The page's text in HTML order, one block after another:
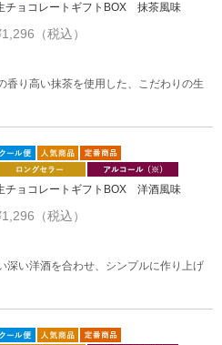
チョコレートギフトBOX 抹茶風味
（税込）
香り高い抹茶を使用した、こだわりの生
チョコレートギフトBOX 洋酒風味
（税込）
深い洋酒を合わせ、シンプルに作り上げ